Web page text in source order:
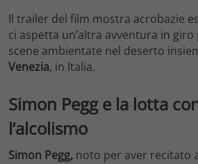
Il trailer del film mostra acrobazie
ci aspetta un’altra avventura in
scene ambientate nel deserto
Venezia, in Italia.
Simon Pegg e la lotta
l’alcolismo
Simon Pegg, noto per aver recitato